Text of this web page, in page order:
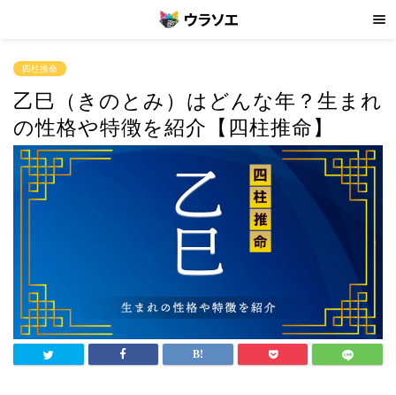
四柱推命
乙巳（きのとみ）はどんな年？生まれ
の性格や特徴を紹介【四柱推命】